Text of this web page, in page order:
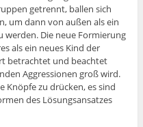
getrennt, ballen sich
um dann von außen als ein
werden. Die neue Formierung
als ein neues Kind der
betrachtet und beachtet
Aggressionen groß wird.
Knöpfe zu drücken, es sind
des Lösungsansatzes